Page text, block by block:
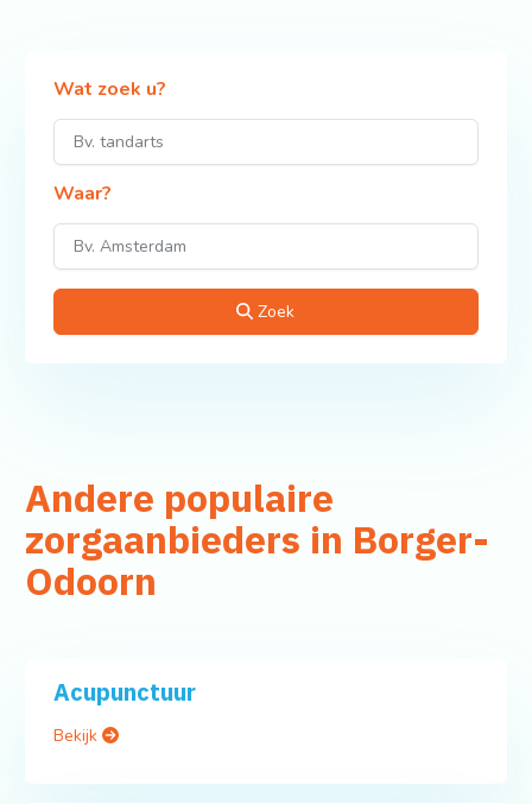
Wat zoek u?
Waar?
Zoek
Andere populaire
zorgaanbieders in Borger-
Odoorn
Acupunctuur
Bekijk